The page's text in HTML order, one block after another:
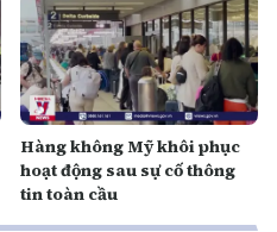
Hàng không Mỹ khôi phục
hoạt động sau sự cố thông
tin toàn cầu